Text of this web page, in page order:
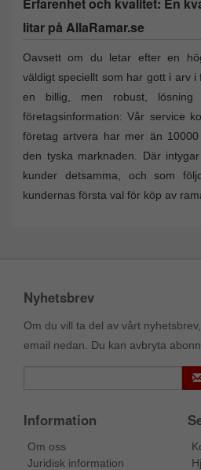
litar på AllaRamar.se
Oavsett om du letar efter en
väldigt speciellt som har gott i arv
en billig, men robust,
företagsinformation: Vår service
företag artvera har mer än
den tyska marknaden. Där
kunder detsamma, och som
kundernas första val för köp av
Nyhetsbrev
Om du vill ta del av vårt
email nedan. Du kan avbryta
Information
Om oss
Juridisk information